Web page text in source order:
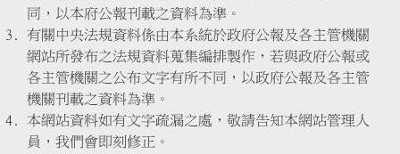
同，以本府公報刊載之資料為準。
有關中央法規資料係由本系統於政府公報及各主管機關
網站所發布之法規資料蒐集編排製作，若與政府公報或
各主管機關之公布文字有所不同，以政府公報及各主管
機關刊載之資料為準。
本網站資料如有文字疏漏之處，敬請告知本網站管理人
員，我們會即刻修正。